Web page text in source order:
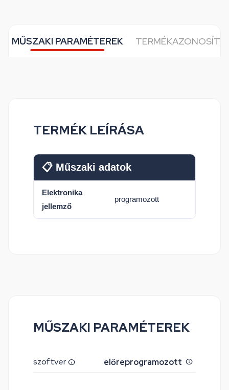
MŰSZAKI PARAMÉTEREK
TERMÉK LEÍRÁSA
📋 Műszaki adatok
Elektronika
jellemző
programozott
MŰSZAKI PARAMÉTEREK
szoftver előreprogramozott